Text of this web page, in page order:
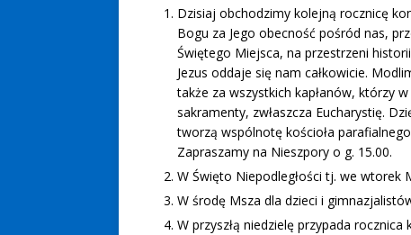
Dzisiaj obchodzimy kolejną rocznicę
Bogu za Jego obecność pośród nas,
Świętego Miejsca, na przestrzeni
Jezus oddaje się nam całkowicie.
także za wszystkich kapłanów, którzy
sakramenty, zwłaszcza Eucharystię.
tworzą wspólnotę kościoła
Zapraszamy na Nieszpory o g. 15.00.
W Święto Niepodległości tj. we wtorek
W środę Msza dla dzieci i
W przyszłą niedzielę przypada